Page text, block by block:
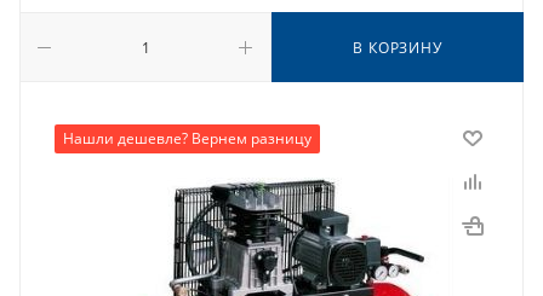
В КОРЗИНУ
Нашли дешевле? Вернем разницу